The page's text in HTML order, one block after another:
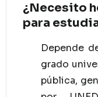
¿Necesito
para
Depende
grado
pública,